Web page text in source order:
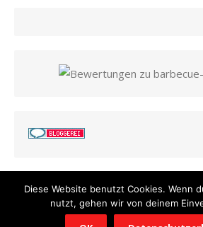
© 2026 Barbecue Rezepte/ Powered by
Diese Website benutzt Cookies. Wenn
nutzt, gehen wir von deinem